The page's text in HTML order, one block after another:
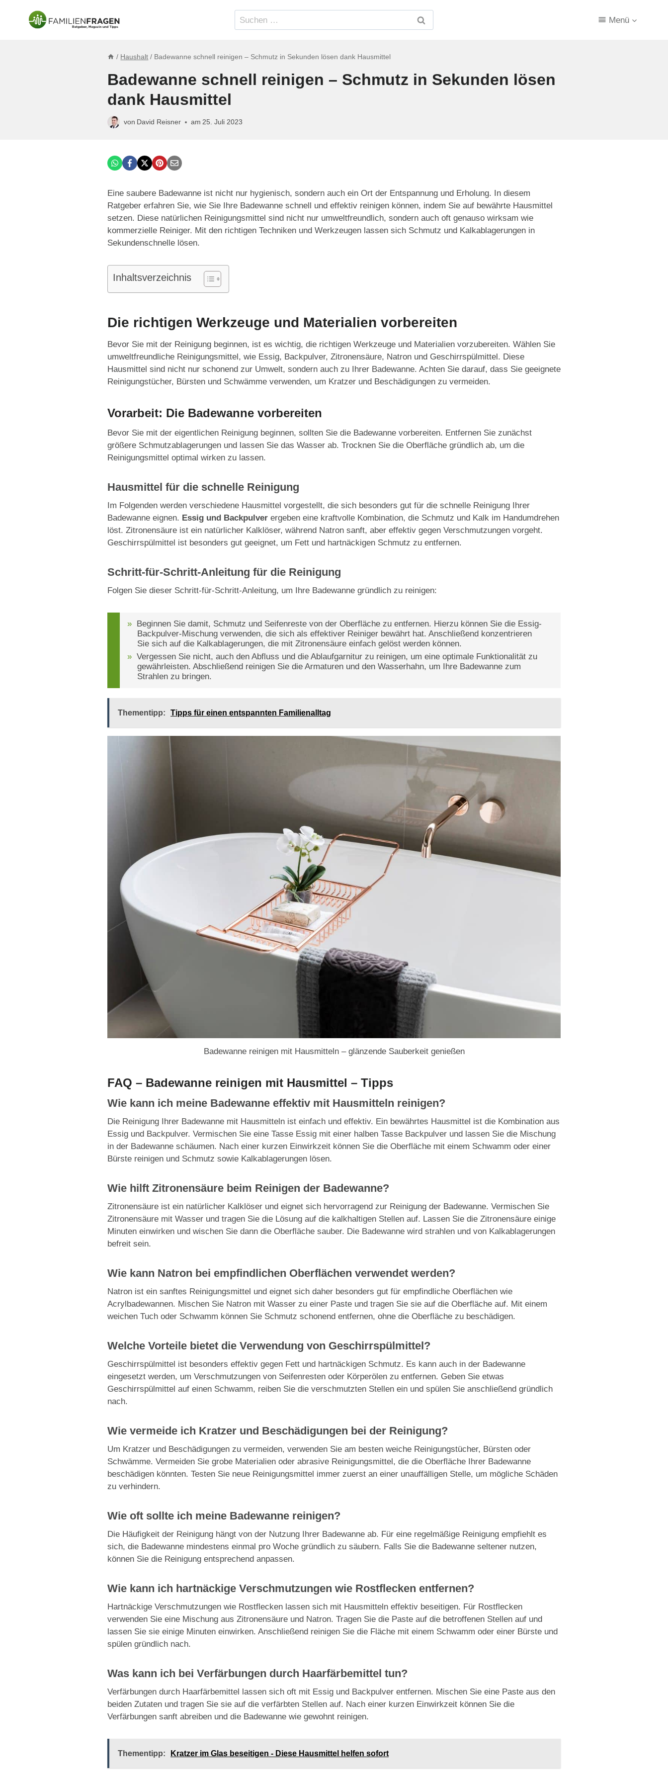
Suchen
nach:
Menü
/ Haushalt / Badewanne schnell reinigen – Schmutz in Sekunden lösen dank Hausmittel
Badewanne schnell reinigen – Schmutz in Sekunden lösen
dank Hausmittel
von David Reisner am 25. Juli 2023
Eine saubere Badewanne ist nicht nur hygienisch, sondern auch ein Ort der Entspannung und Erholung. In diesem
Ratgeber erfahren Sie, wie Sie Ihre Badewanne schnell und effektiv reinigen können, indem Sie auf bewährte Hausmittel
setzen. Diese natürlichen Reinigungsmittel sind nicht nur umweltfreundlich, sondern auch oft genauso wirksam wie
kommerzielle Reiniger. Mit den richtigen Techniken und Werkzeugen lassen sich Schmutz und Kalkablagerungen in
Sekundenschnelle lösen.
Inhaltsverzeichnis
Die richtigen Werkzeuge und Materialien vorbereiten
Bevor Sie mit der Reinigung beginnen, ist es wichtig, die richtigen Werkzeuge und Materialien vorzubereiten. Wählen Sie
umweltfreundliche Reinigungsmittel, wie Essig, Backpulver, Zitronensäure, Natron und Geschirrspülmittel. Diese
Hausmittel sind nicht nur schonend zur Umwelt, sondern auch zu Ihrer Badewanne. Achten Sie darauf, dass Sie geeignete
Reinigungstücher, Bürsten und Schwämme verwenden, um Kratzer und Beschädigungen zu vermeiden.
Vorarbeit: Die Badewanne vorbereiten
Bevor Sie mit der eigentlichen Reinigung beginnen, sollten Sie die Badewanne vorbereiten. Entfernen Sie zunächst
größere Schmutzablagerungen und lassen Sie das Wasser ab. Trocknen Sie die Oberfläche gründlich ab, um die
Reinigungsmittel optimal wirken zu lassen.
Hausmittel für die schnelle Reinigung
Im Folgenden werden verschiedene Hausmittel vorgestellt, die sich besonders gut für die schnelle Reinigung Ihrer
Badewanne eignen. Essig und Backpulver ergeben eine kraftvolle Kombination, die Schmutz und Kalk im Handumdrehen
löst. Zitronensäure ist ein natürlicher Kalklöser, während Natron sanft, aber effektiv gegen Verschmutzungen vorgeht.
Geschirrspülmittel ist besonders gut geeignet, um Fett und hartnäckigen Schmutz zu entfernen.
Schritt-für-Schritt-Anleitung für die Reinigung
Folgen Sie dieser Schritt-für-Schritt-Anleitung, um Ihre Badewanne gründlich zu reinigen:
Beginnen Sie damit, Schmutz und Seifenreste von der Oberfläche zu entfernen. Hierzu können Sie die Essig-
Backpulver-Mischung verwenden, die sich als effektiver Reiniger bewährt hat. Anschließend konzentrieren
Sie sich auf die Kalkablagerungen, die mit Zitronensäure einfach gelöst werden können.
Vergessen Sie nicht, auch den Abfluss und die Ablaufgarnitur zu reinigen, um eine optimale Funktionalität zu
gewährleisten. Abschließend reinigen Sie die Armaturen und den Wasserhahn, um Ihre Badewanne zum
Strahlen zu bringen.
Thementipp: Tipps für einen entspannten Familienalltag
Badewanne reinigen mit Hausmitteln – glänzende Sauberkeit genießen
FAQ – Badewanne reinigen mit Hausmittel – Tipps
Wie kann ich meine Badewanne effektiv mit Hausmitteln reinigen?
Die Reinigung Ihrer Badewanne mit Hausmitteln ist einfach und effektiv. Ein bewährtes Hausmittel ist die Kombination aus
Essig und Backpulver. Vermischen Sie eine Tasse Essig mit einer halben Tasse Backpulver und lassen Sie die Mischung
in der Badewanne schäumen. Nach einer kurzen Einwirkzeit können Sie die Oberfläche mit einem Schwamm oder einer
Bürste reinigen und Schmutz sowie Kalkablagerungen lösen.
Wie hilft Zitronensäure beim Reinigen der Badewanne?
Zitronensäure ist ein natürlicher Kalklöser und eignet sich hervorragend zur Reinigung der Badewanne. Vermischen Sie
Zitronensäure mit Wasser und tragen Sie die Lösung auf die kalkhaltigen Stellen auf. Lassen Sie die Zitronensäure einige
Minuten einwirken und wischen Sie dann die Oberfläche sauber. Die Badewanne wird strahlen und von Kalkablagerungen
befreit sein.
Wie kann Natron bei empfindlichen Oberflächen verwendet werden?
Natron ist ein sanftes Reinigungsmittel und eignet sich daher besonders gut für empfindliche Oberflächen wie
Acrylbadewannen. Mischen Sie Natron mit Wasser zu einer Paste und tragen Sie sie auf die Oberfläche auf. Mit einem
weichen Tuch oder Schwamm können Sie Schmutz schonend entfernen, ohne die Oberfläche zu beschädigen.
Welche Vorteile bietet die Verwendung von Geschirrspülmittel?
Geschirrspülmittel ist besonders effektiv gegen Fett und hartnäckigen Schmutz. Es kann auch in der Badewanne
eingesetzt werden, um Verschmutzungen von Seifenresten oder Körperölen zu entfernen. Geben Sie etwas
Geschirrspülmittel auf einen Schwamm, reiben Sie die verschmutzten Stellen ein und spülen Sie anschließend gründlich
nach.
Wie vermeide ich Kratzer und Beschädigungen bei der Reinigung?
Um Kratzer und Beschädigungen zu vermeiden, verwenden Sie am besten weiche Reinigungstücher, Bürsten oder
Schwämme. Vermeiden Sie grobe Materialien oder abrasive Reinigungsmittel, die die Oberfläche Ihrer Badewanne
beschädigen könnten. Testen Sie neue Reinigungsmittel immer zuerst an einer unauffälligen Stelle, um mögliche Schäden
zu verhindern.
Wie oft sollte ich meine Badewanne reinigen?
Die Häufigkeit der Reinigung hängt von der Nutzung Ihrer Badewanne ab. Für eine regelmäßige Reinigung empfiehlt es
sich, die Badewanne mindestens einmal pro Woche gründlich zu säubern. Falls Sie die Badewanne seltener nutzen,
können Sie die Reinigung entsprechend anpassen.
Wie kann ich hartnäckige Verschmutzungen wie Rostflecken entfernen?
Hartnäckige Verschmutzungen wie Rostflecken lassen sich mit Hausmitteln effektiv beseitigen. Für Rostflecken
verwenden Sie eine Mischung aus Zitronensäure und Natron. Tragen Sie die Paste auf die betroffenen Stellen auf und
lassen Sie sie einige Minuten einwirken. Anschließend reinigen Sie die Fläche mit einem Schwamm oder einer Bürste und
spülen gründlich nach.
Was kann ich bei Verfärbungen durch Haarfärbemittel tun?
Verfärbungen durch Haarfärbemittel lassen sich oft mit Essig und Backpulver entfernen. Mischen Sie eine Paste aus den
beiden Zutaten und tragen Sie sie auf die verfärbten Stellen auf. Nach einer kurzen Einwirkzeit können Sie die
Verfärbungen sanft abreiben und die Badewanne wie gewohnt reinigen.
Thementipp: Kratzer im Glas beseitigen - Diese Hausmittel helfen sofort